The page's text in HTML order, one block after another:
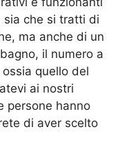
sia che si tratti di
ma anche di un
il numero a
quello del
ai nostri
persone hanno
di aver scelto